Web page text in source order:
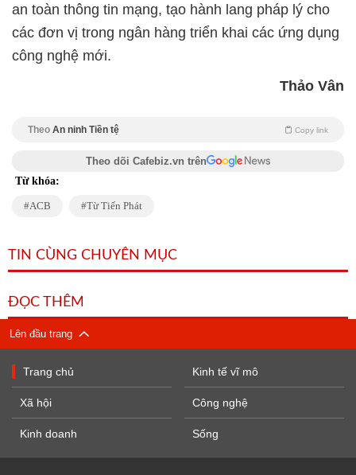
an toàn thông tin mạng, tạo hành lang pháp lý cho
các đơn vị trong ngân hàng triển khai các ứng dụng
công nghệ mới.
Thảo Vân
Theo An ninh Tiền tệ Copy link
Theo dõi Cafebiz.vn trên
Từ khóa:
ACB Từ Tiến Phát
TIN CÙNG CHUYÊN MỤC
ĐỌC THÊM
Lên đầu trang
Trang chủ
Xã hội
Kinh doanh
Kinh tế vĩ mô
Công nghệ
Sống